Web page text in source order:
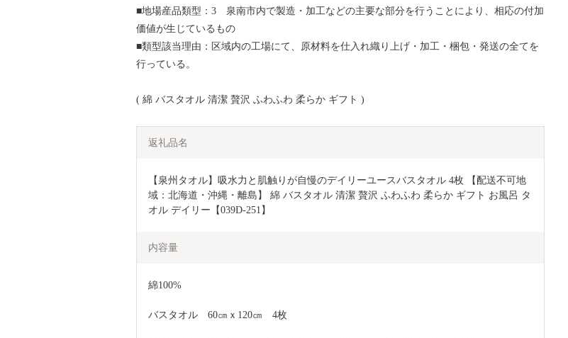
■地場産品類型：3 泉南市内で製造・加工などの主要な部分を行うことにより、相応の付加
価値が生じているもの
■類型該当理由：区域内の工場にて、原材料を仕入れ織り上げ・加工・梱包・発送の全てを
行っている。
( 綿 バスタオル 清潔 贅沢 ふわふわ 柔らか ギフト )
返礼品名
【泉州タオル】吸水力と肌触りが自慢のデイリーユースバスタオル 4枚 【配送不可地
域：北海道・沖縄・離島】 綿 バスタオル 清潔 贅沢 ふわふわ 柔らか ギフト お風呂 タ
オル デイリー【039D-251】
内容量
綿100%
バスタオル　60㎝ｘ120㎝　4枚